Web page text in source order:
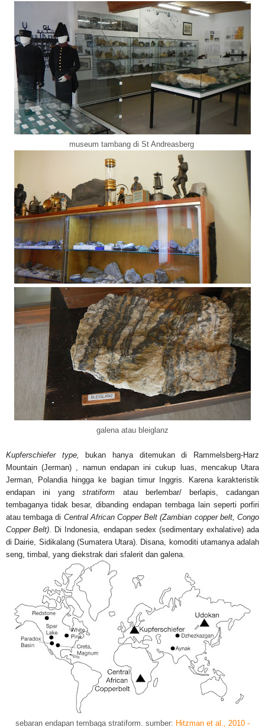
museum tambang di St Andreasberg
galena atau bleiglanz
Kupferschiefer type,
bukan hanya ditemukan di Rammelsberg-Harz
Mountain (Jerman) , namun endapan ini cukup luas, mencakup Utara
Jerman, Polandia hingga ke bagian timur Inggris. Karena karakteristik
endapan ini yangstratiform atau berlembar/ berlapis, cadangan
tembaganya tidak besar, dibanding endapan tembaga lain seperti porfiri
atau tembaga di Central African Copper Belt (Zambian copper belt, Congo
Copper Belt). Di Indonesia, endapan sedex (sedimentary exhalative) ada
di Dairie, Sidikalang (Sumatera Utara). Disana, komoditi utamanya adalah
seng, timbal, yang diekstrak dari sfalerit dan galena.
sebaran endapan tembaga stratiform. sumber: Hitzman et al., 2010 -